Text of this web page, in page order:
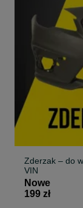
Zderzak – do
VIN
Nowe
199 zł